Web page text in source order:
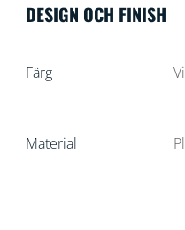
DESIGN OCH FINISH
Färg
Material